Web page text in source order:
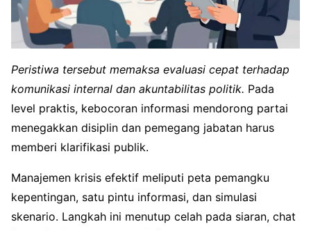
Peristiwa tersebut memaksa evaluasi cepat terhadap
komunikasi internal dan akuntabilitas politik. Pada
level praktis, kebocoran informasi mendorong partai
menegakkan disiplin dan pemegang jabatan harus
memberi klarifikasi publik.
Manajemen krisis efektif meliputi peta pemangku
kepentingan, satu pintu informasi, dan simulasi
skenario. Langkah ini menutup celah pada siaran, chat